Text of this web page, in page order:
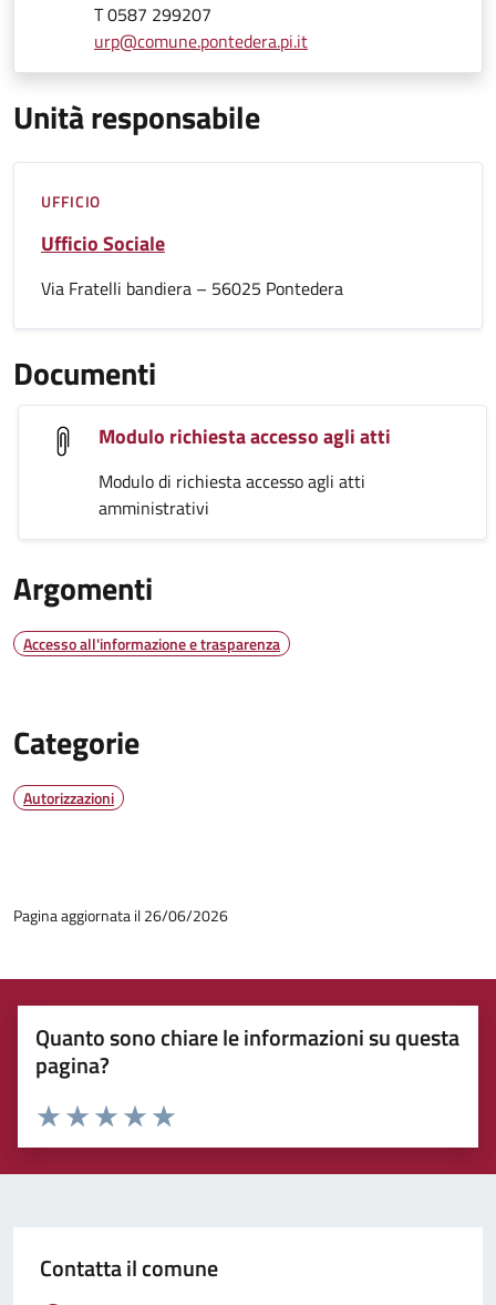
T 0587 299207
urp@comune.pontedera.pi.it
Unità responsabile
UFFICIO
Ufficio Sociale
Via Fratelli bandiera – 56025 Pontedera
Documenti
Modulo richiesta accesso agli atti
Modulo di richiesta accesso agli atti
amministrativi
Argomenti
Accesso all'informazione e trasparenza
Categorie
Autorizzazioni
Pagina aggiornata il 26/06/2026
Quanto sono chiare le informazioni su questa
pagina?
Rating:
Valuta 5 stelle su 5
Valuta 4 stelle su 5
Valuta 3 stelle su 5
Valuta 2 stelle su 5
Valuta 1 stelle su 5
Contatta il comune